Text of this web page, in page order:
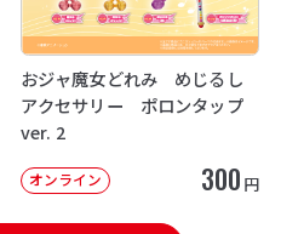
おジャ魔女どれみ めじるし
アクセサリー ポロンタップ
ver. 2
オンライン 300 円